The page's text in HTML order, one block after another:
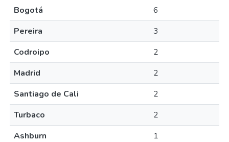
Bogotá
6
Pereira
3
Codroipo
2
Madrid
2
Santiago de Cali
2
Turbaco
2
Ashburn
1